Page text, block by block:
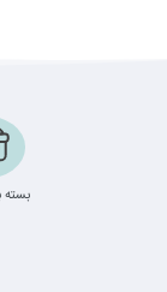
بسته